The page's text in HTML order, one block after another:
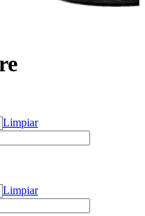
Limpiar
Limpiar